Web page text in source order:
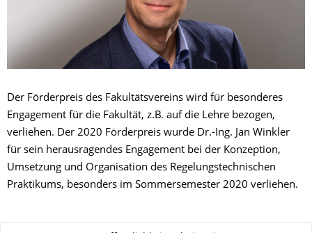
Der Förderpreis des Fakultätsvereins wird für besonderes
Engagement für die Fakultät, z.B. auf die Lehre bezogen,
verliehen. Der 2020 Förderpreis wurde Dr.-Ing. Jan Winkler
für sein herausragendes Engagement bei der Konzeption,
Umsetzung und Organisation des Regelungstechnischen
Praktikums, besonders im Sommersemester 2020 verliehen.